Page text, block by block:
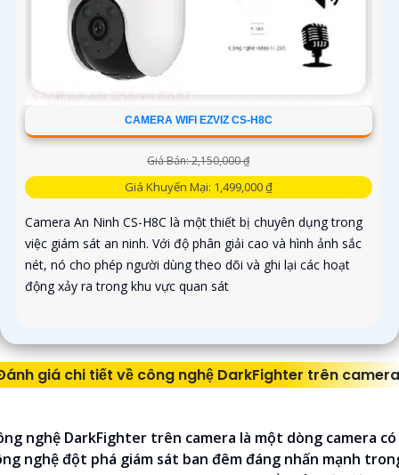
CAMERA WIFI EZVIZ CS-H8C
Giá Bán: 2,150,000 ₫
Giá Khuyến Mại: 1,499,000 ₫
Camera An Ninh CS-H8C là một thiết bị chuyên dụng trong
việc giám sát an ninh. Với độ phân giải cao và hình ảnh sắc
nét, nó cho phép người dùng theo dõi và ghi lại các hoạt
động xảy ra trong khu vực quan sát
giá chi tiết về công nghệ DarkFighter trên camera
nghệ DarkFighter trên camera là một dòng camera có
nghệ đột phá giám sát ban đêm đáng nhấn mạnh